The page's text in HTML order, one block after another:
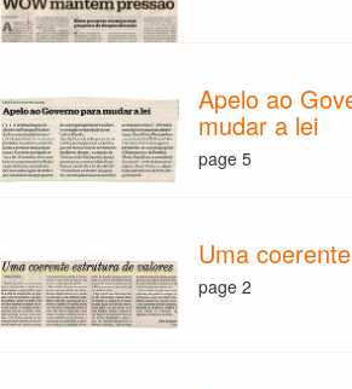
Apelo ao
mudar a lei
page 5
Uma
page 2